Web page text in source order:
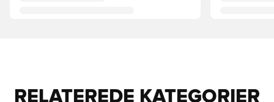
RELATEREDE KATEGORIER